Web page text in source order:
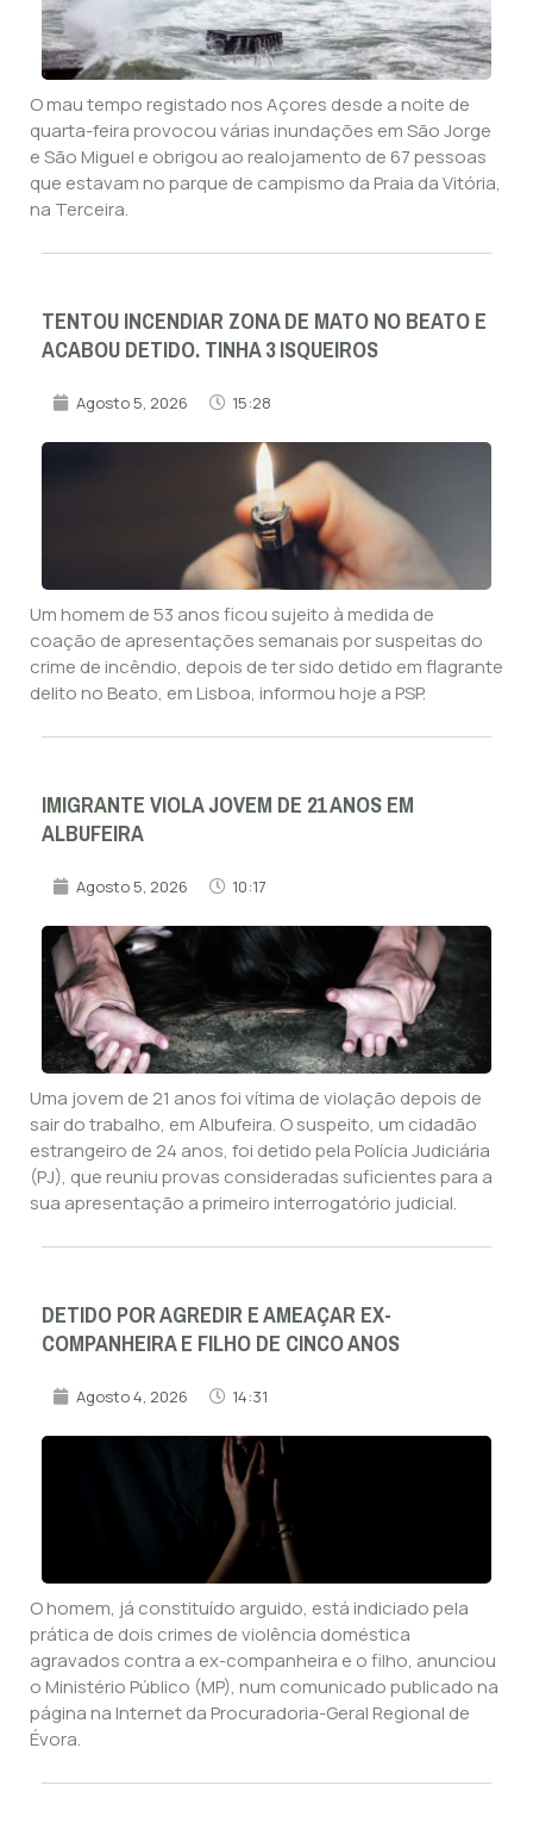
O mau tempo registado nos Açores desde a noite de
quarta-feira provocou várias inundações em São Jorge
e São Miguel e obrigou ao realojamento de 67 pessoas
que estavam no parque de campismo da Praia da Vitória,
na Terceira.
TENTOU INCENDIAR ZONA DE MATO NO BEATO E
ACABOU DETIDO. TINHA 3 ISQUEIROS
Agosto 5, 2026 15:28
Um homem de 53 anos ficou sujeito à medida de
coação de apresentações semanais por suspeitas do
crime de incêndio, depois de ter sido detido em flagrante
delito no Beato, em Lisboa, informou hoje a PSP.
IMIGRANTE VIOLA JOVEM DE 21 ANOS EM
ALBUFEIRA
Agosto 5, 2026 10:17
Uma jovem de 21 anos foi vítima de violação depois de
sair do trabalho, em Albufeira. O suspeito, um cidadão
estrangeiro de 24 anos, foi detido pela Polícia Judiciária
(PJ), que reuniu provas consideradas suficientes para a
sua apresentação a primeiro interrogatório judicial.
DETIDO POR AGREDIR E AMEAÇAR EX-
COMPANHEIRA E FILHO DE CINCO ANOS
Agosto 4, 2026 14:31
O homem, já constituído arguido, está indiciado pela
prática de dois crimes de violência doméstica
agravados contra a ex-companheira e o filho, anunciou
o Ministério Público (MP), num comunicado publicado na
página na Internet da Procuradoria-Geral Regional de
Évora.